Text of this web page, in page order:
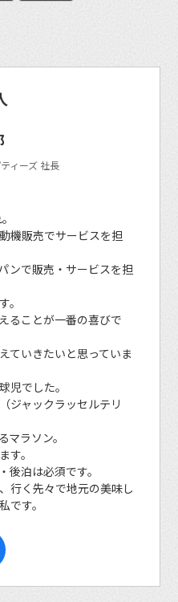
ィーズ 社長
機販売でサービスを担
ンで販売・サービスを担
。
ることが一番の喜びで
ていきたいと思っていま
児でした。
ジャックラッセルテリ
ラソン。
す。
後泊は必須です。
行く先々で地元の美味し
です。